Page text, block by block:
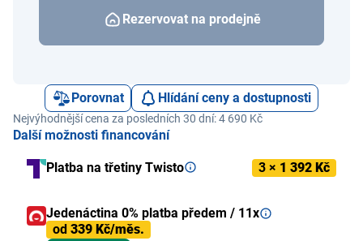
Rezervovat na prodejně
Porovnat Hlídání ceny a dostupnosti
Nejvýhodnější cena za posledních 30 dní: 4 690 Kč
Další možnosti financování
Platba na třetiny Twisto 3 × 1 392 Kč
Jedenáctina 0% platba předem / 11x
od 339 Kč/měs.